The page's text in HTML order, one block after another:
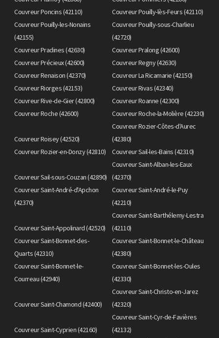
Couvreur Poncins (42110)
Couvreur Pouilly-lès-Feurs (42110)
Couvreur Pouilly-les-Nonains
(42155)
Couvreur Pouilly-sous-Charlieu
(42720)
Couvreur Pradines (42630)
Couvreur Pralong (42600)
Couvreur Précieux (42600)
Couvreur Regny (42630)
Couvreur Renaison (42370)
Couvreur La Ricamarie (42150)
Couvreur Riorges (42153)
Couvreur Rivas (42340)
Couvreur Rive-de-Gier (42800)
Couvreur Roanne (42300)
Couvreur Roche (42600)
Couvreur Roche-la-Molière (42230)
Couvreur Roisey (42520)
Couvreur Rozier-Côtes-d'Aurec
(42380)
Couvreur Rozier-en-Donzy (42810)
Couvreur Sail-les-Bains (42310)
Couvreur Sail-sous-Couzan (42890)
Couvreur Saint-Alban-les-Eaux
(42370)
Couvreur Saint-André-d'Apchon
(42370)
Couvreur Saint-André-le-Puy
(42210)
Couvreur Saint-Appolinard (42520)
Couvreur Saint-Barthélemy-Lestra
(42110)
Couvreur Saint-Bonnet-des-
Quarts (42310)
Couvreur Saint-Bonnet-le-Château
(42380)
Couvreur Saint-Bonnet-le-
Courreau (42940)
Couvreur Saint-Bonnet-les-Oules
(42330)
Couvreur Saint-Chamond (42400)
Couvreur Saint-Christo-en-Jarez
(42320)
Couvreur Saint-Cyprien (42160)
Couvreur Saint-Cyr-de-Favières
(42132)